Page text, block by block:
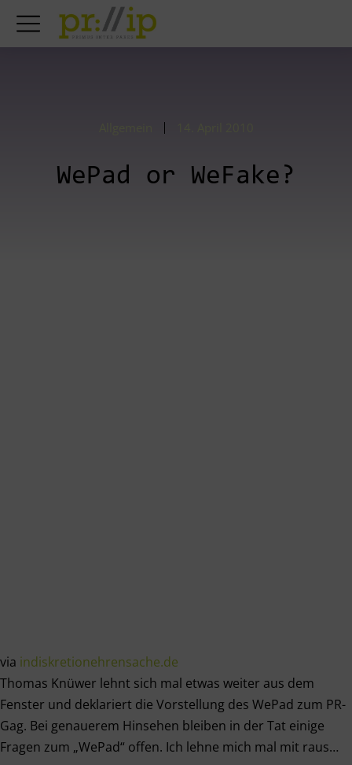
WePad or WeFake?
via indiskretionehrensache.de
Thomas Knüwer lehnt sich mal etwas weiter aus dem
Fenster und deklariert die Vorstellung des WePad zum PR-
Gag. Bei genauerem Hinsehen bleiben in der Tat einige
Fragen zum „WePad“ offen. Ich lehne mich mal mit raus…